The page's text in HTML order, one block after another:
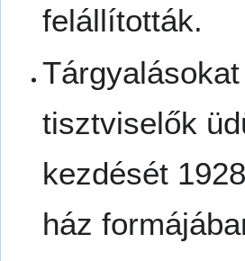
felállították.
tisztviselők
kezdését
ház